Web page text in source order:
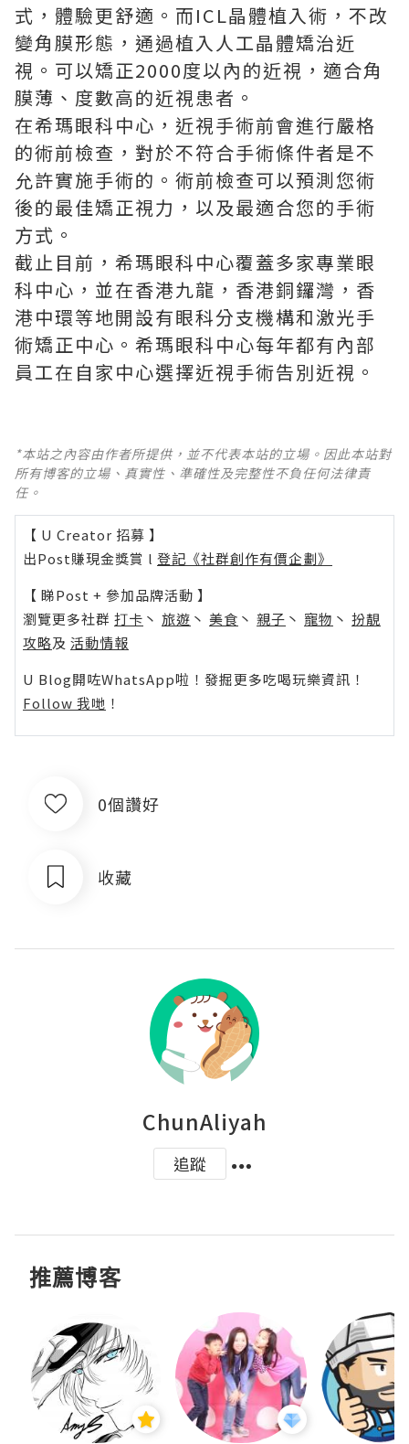
式，體驗更舒適。而ICL晶體植入術，不改
變角膜形態，通過植入人工晶體矯治近
視。可以矯正2000度以內的近視，適合角
膜薄、度數高的近視患者。
在希瑪眼科中心，近視手術前會進行嚴格
的術前檢查，對於不符合手術條件者是不
允許實施手術的。術前檢查可以預測您術
後的最佳矯正視力，以及最適合您的手術
方式。
​截止目前，希瑪眼科中心覆蓋多家專業眼
科中心，並在香港九龍，香港銅鑼灣，香
港中環等地開設有眼科分支機構和激光手
術矯正中心。希瑪眼科中心每年都有內部
員工在自家中心選擇近視手術告別近視。
*本站之內容由作者所提供，並不代表本站的立場。因此本站對
所有博客的立場、真實性、準確性及完整性不負任何法律責
任。
【 U Creator 招募 】
出Post賺現金獎賞 l 登記《社群創作有價企劃》
【 睇Post + 參加品牌活動 】
瀏覽更多社群 打卡 丶 旅遊 丶 美食 丶 親子 丶 寵物 丶 扮靚
攻略及 活動情報
U Blog開咗WhatsApp啦！發掘更多吃喝玩樂資訊！
Follow 我哋 ！
0個讚好
收藏
ChunAliyah
追蹤
推薦博客